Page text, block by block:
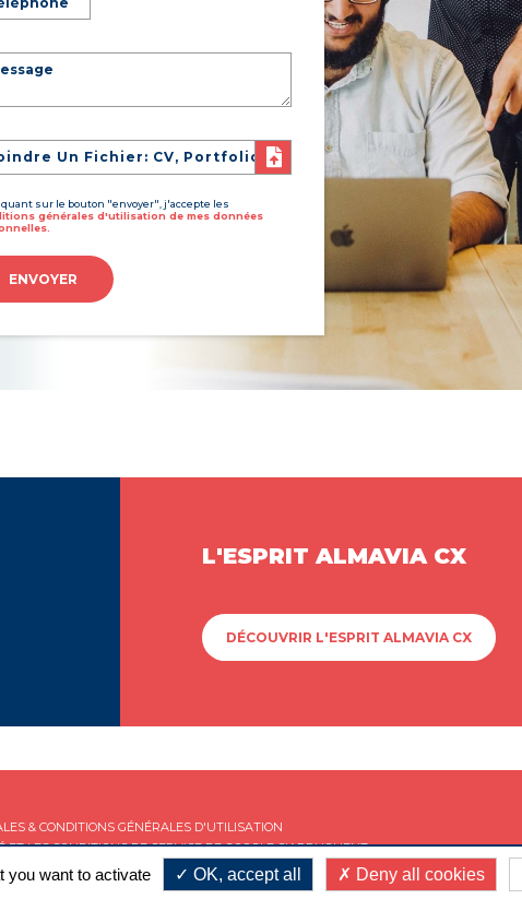
Un Fichier: CV, Portfolio
sur le bouton "envoyer", j'accepte les
générales d'utilisation de mes données
ENVOYER
L'ESPRIT ALMAVIA CX
DÉCOUVRIR L'ESPRIT ALMAVIA CX
& CONDITIONS GÉNÉRALES D'UTILISATION
ET LESCONDITIONS DE SERVICEDE GOOGLE S'APPLIQUENT.
you want to activate OK, accept all Deny all cookies